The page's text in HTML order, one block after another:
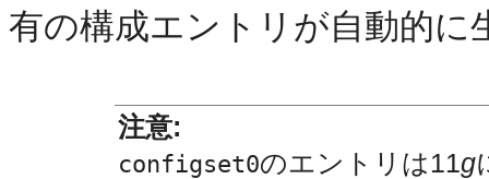
有の構成エントリが自動的に
注意:
configset0のエントリは11g